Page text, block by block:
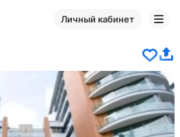
Личный кабинет